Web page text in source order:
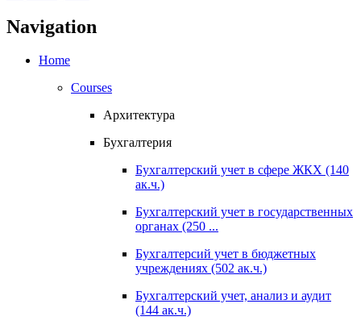
Navigation
Home
Courses
Архитектура
Бухгалтерия
Бухгалтерский учет в сфере ЖКХ (140
ак.ч.)
Бухгалтерский учет в государственных
органах (250 ...
Бухгалтерсий учет в бюджетных
учреждениях (502 ак.ч.)
Бухгалтерский учет, анализ и аудит
(144 ак.ч.)